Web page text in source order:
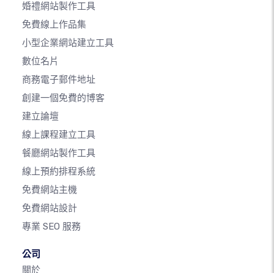
婚禮網站製作工具
免費線上作品集
小型企業網站建立工具
數位名片
商務電子郵件地址
創建一個免費的博客
建立論壇
線上課程建立工具
餐廳網站製作工具
線上預約排程系統
免費網站主機
免費網站設計
專業 SEO 服務
公司
關於